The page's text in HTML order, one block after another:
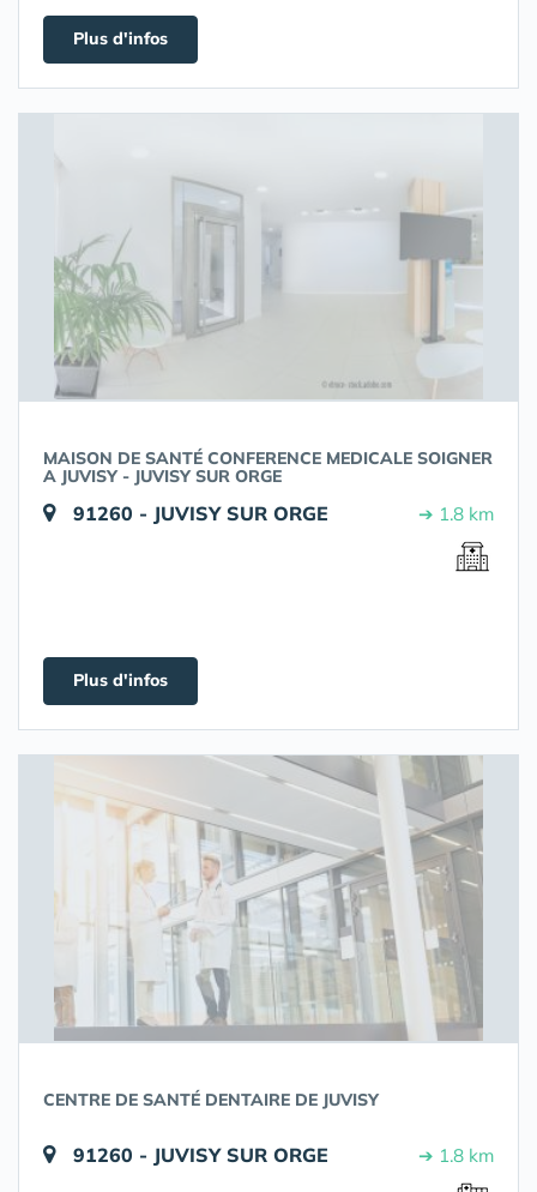
Plus d'infos
MAISON DE SANTÉ CONFERENCE MEDICALE SOIGNER
A JUVISY - JUVISY SUR ORGE
91260 - JUVISY SUR ORGE ➔ 1.8 km
Plus d'infos
CENTRE DE SANTÉ DENTAIRE DE JUVISY
91260 - JUVISY SUR ORGE ➔ 1.8 km